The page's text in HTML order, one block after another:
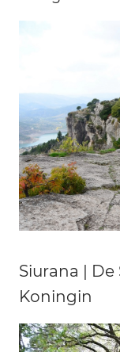
Siurana |
Koningin